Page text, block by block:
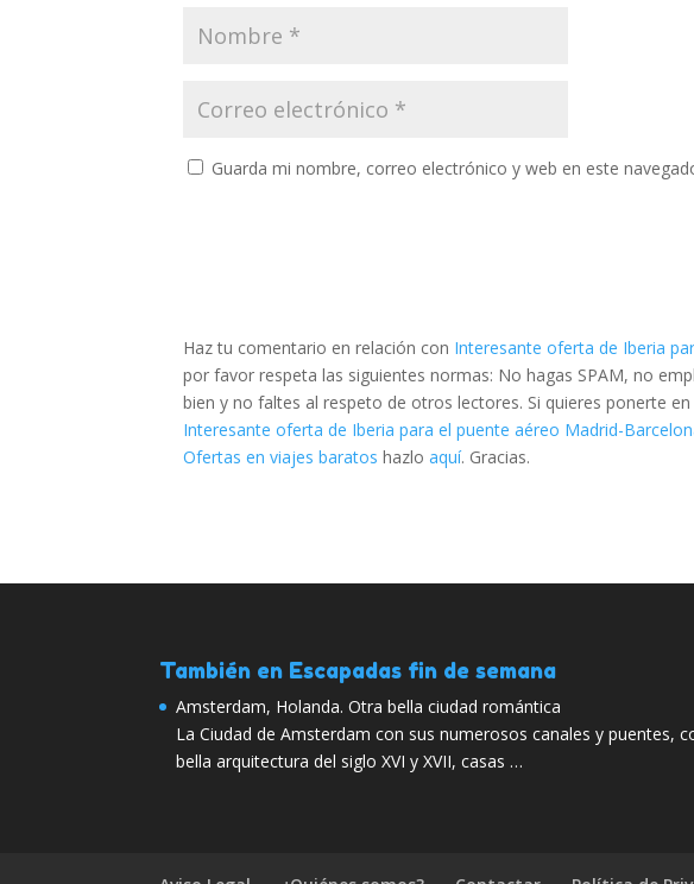
Guarda mi nombre, correo electrónico y web en este
Haz tu comentario en relación con Interesante oferta de Iberia
por favor respeta las siguientes normas: No hagas SPAM, no
bien y no faltes al respeto de otros lectores. Si quieres ponerte
Interesante oferta de Iberia para el puente aéreo Madrid-
Ofertas en viajes baratos hazloaquí. Gracias.
También en Escapadas fin de semana
Amsterdam, Holanda. Otra bella ciudad romántica
La Ciudad de Amsterdam con sus numerosos canales y puentes,
bella arquitectura del siglo XVI y XVII, casas …